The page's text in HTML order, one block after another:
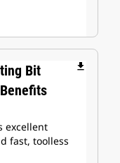
Bit
file_download
excellent
fast, toolless